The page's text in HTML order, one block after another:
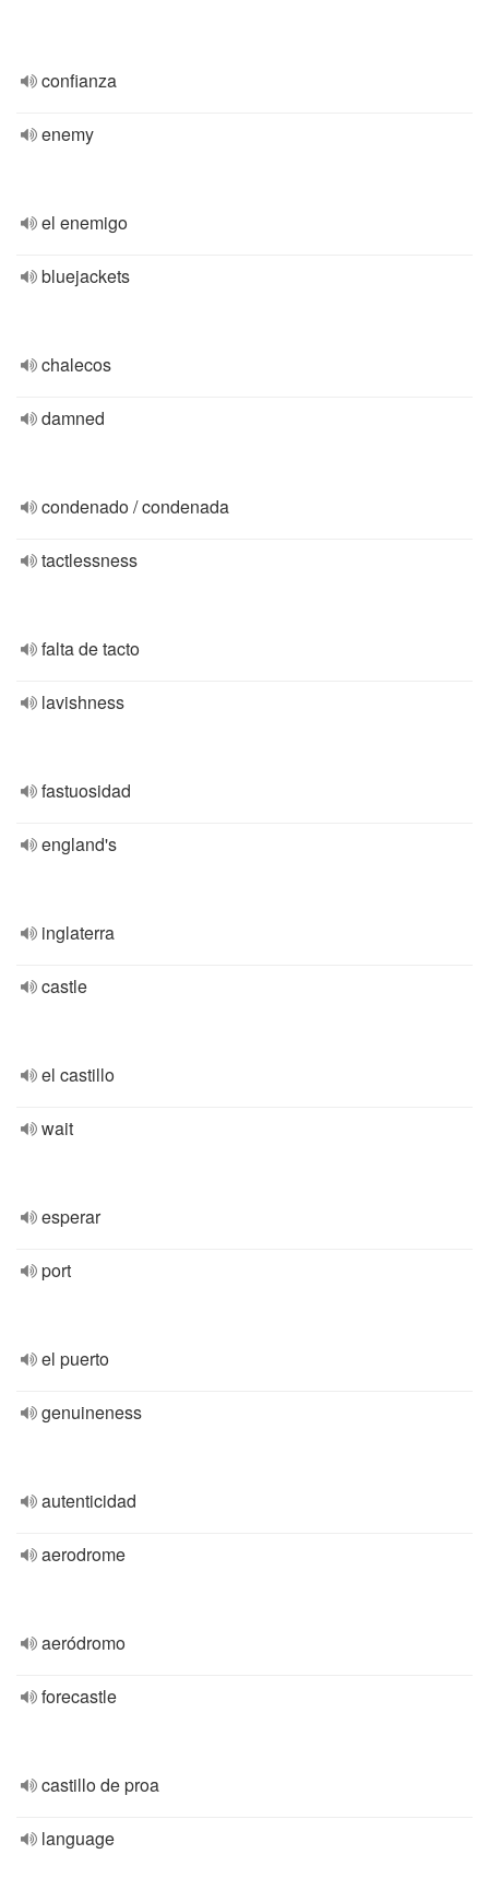
confianza
enemy
el enemigo
bluejackets
chalecos
damned
condenado / condenada
tactlessness
falta de tacto
lavishness
fastuosidad
england's
inglaterra
castle
el castillo
wait
esperar
port
el puerto
genuineness
autenticidad
aerodrome
aeródromo
forecastle
castillo de proa
language